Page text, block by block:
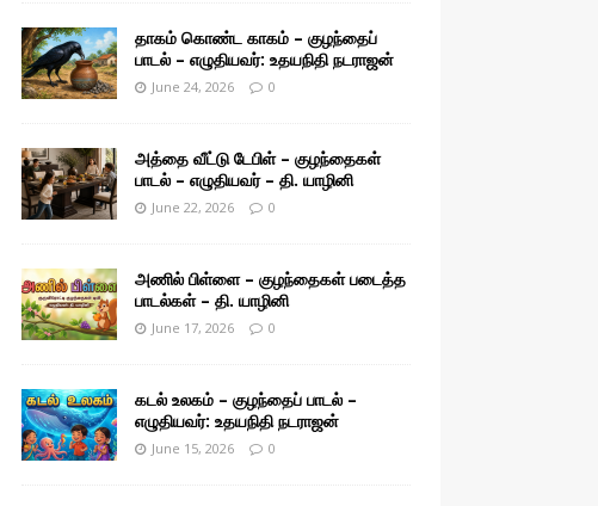
தாகம் கொண்ட காகம் – குழந்தைப்
பாடல் – எழுதியவர்: உதயநிதி நடராஜன்
June 24, 2026 0
அத்தை வீட்டு டேபிள் – குழந்தைகள்
பாடல் – எழுதியவர் – தி. யாழினி
June 22, 2026 0
அணில் பிள்ளை – குழந்தைகள் படைத்த
பாடல்கள் – தி. யாழினி
June 17, 2026 0
கடல் உலகம் – குழந்தைப் பாடல் –
எழுதியவர்: உதயநிதி நடராஜன்
June 15, 2026 0